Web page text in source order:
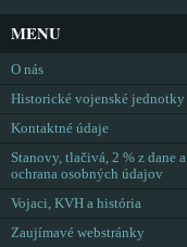
MENU
O nás
Historické vojenské jednotky
Kontaktné údaje
Stanovy, tlačivá, 2 % z dane a
ochrana osobných údajov
Vojaci, KVH a história
Zaujímavé webstránky